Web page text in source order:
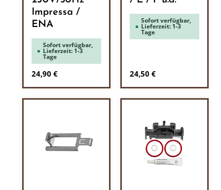
Impressa /
ENA
Sofort verfügbar,
Lieferzeit: 1-3
Tage
Regulärer Preis:
24,90 €
Sofort verfügbar,
Lieferzeit: 1-3
Tage
Regulärer Preis:
24,50 €